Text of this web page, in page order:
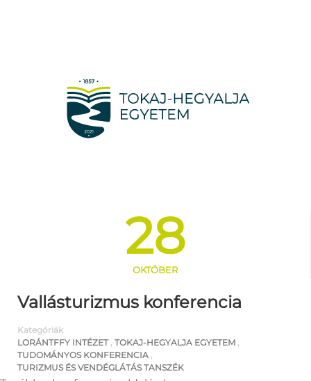
28
OKTÓBER
Vallásturizmus konferencia
Kategóriák
LORÁNTFFY INTÉZET, TOKAJ-HEGYALJA EGYETEM ,
TUDOMÁNYOS KONFERENCIA ,
TURIZMUS ÉS VENDÉGLÁTÁS TANSZÉK